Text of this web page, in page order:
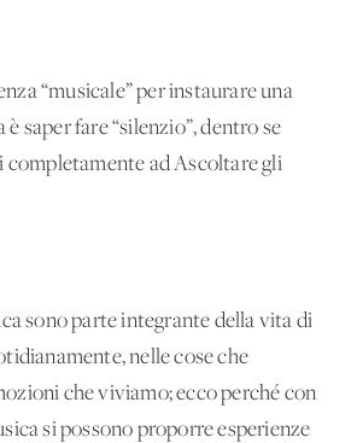
“musicale” per instaurare una
saper fare “silenzio”, dentro se
completamente ad Ascoltare gli
sono parte integrante della vita di
nelle cose che
che viviamo; ecco perché con
si possono proporre esperienze